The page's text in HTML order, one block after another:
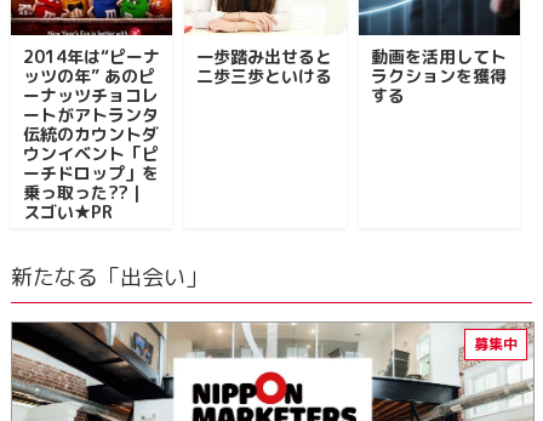
2014年は“ピーナ
ッツの年” あのピ
ーナッツチョコレ
ートがアトランタ
伝統のカウントダ
ウンイベント「ピ
ーチドロップ」を
乗っ取った??｜
スゴい★PR
一歩踏み出せると
二歩三歩といける
動画を活用してト
ラクションを獲得
する
新たなる「出会い」